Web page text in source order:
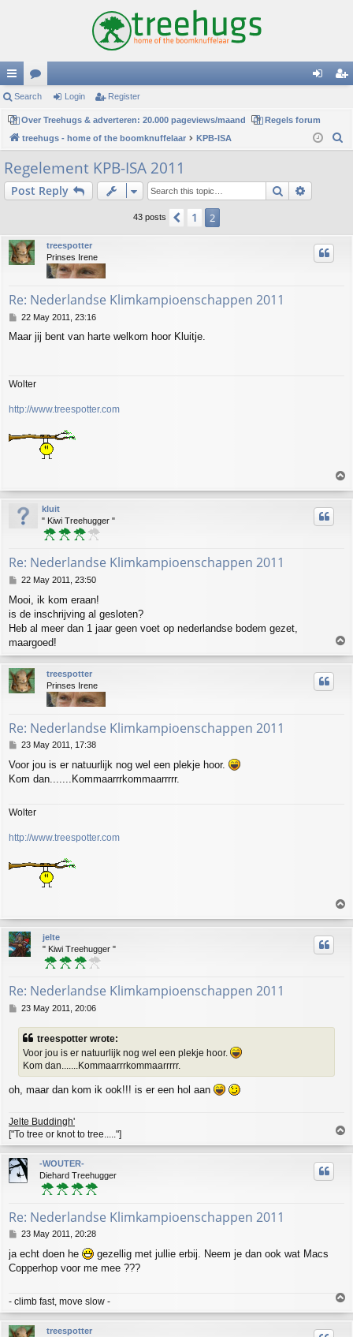
ui
ck
lin
ks
or
u
m
s
in
er
Search Login Register
Over Treehugs & adverteren: 20.000 pageviews/maand
Regels forum
treehugs - home of the boomknuffelaar
KPB-ISA
Regelement KPB-ISA 2011
Post Reply Search
43 posts Previous
1 2
treespotter
Prinses Irene
Re: Nederlandse Klimkampioenschappen 2011
P
s
22 May 2011, 23:16
Maar jij bent van harte welkom hoor Kluitje.
Wolter
http://www.treespotter.com
o
p
kluit
" Kiwi Treehugger "
Re: Nederlandse Klimkampioenschappen 2011
P
s
t
22 May 2011, 23:50
Mooi, ik kom eraan!
is de inschrijving al gesloten?
Heb al meer dan 1 jaar geen voet op nederlandse bodem gezet,
maargoed!
p
treespotter
Prinses Irene
Re: Nederlandse Klimkampioenschappen 2011
P
s
t
23 May 2011, 17:38
Voor jou is er natuurlijk nog wel een plekje hoor.
Kom dan.......Kommaarrrkommaarrrrr.
Wolter
http://www.treespotter.com
o
p
jelte
" Kiwi Treehugger "
Re: Nederlandse Klimkampioenschappen 2011
P
s
23 May 2011, 20:06
treespotter wrote:
Voor jou is er natuurlijk nog wel een plekje hoor.
Kom dan.......Kommaarrrkommaarrrrr.
oh, maar dan kom ik ook!!! is er een hol aan
Jelte Buddingh'
["To tree or knot to tree....."]
p
-WOUTER-
Diehard Treehugger
Re: Nederlandse Klimkampioenschappen 2011
P
s
t
23 May 2011, 20:28
ja echt doen he
gezellig met jullie erbij. Neem je dan ook wat Macs
Copperhop voor me mee ???
- climb fast, move slow -
o
p
treespotter